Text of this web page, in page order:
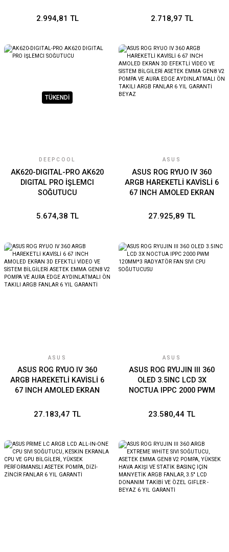
Soğutucu
2.994,81 TL 2.718,97 TL
TÜKENDİ
DEEPCOOL
AK620-DIGITAL-PRO AK620
DIGITAL PRO İŞLEMCI
SOĞUTUCU
5.674,38 TL
ASUS
ASUS ROG RYUO IV 360
ARGB HAREKETLİ KAVİSLİ 6
67 INCH AMOLED EKRAN
SİSTEM BİLGİLERİ ASETEK
ÖN TAKILI ARGB FANLAR 6
YIL GARANTİ BEYAZ
27.925,89 TL
ASUS
ASUS ROG RYUO IV 360
ARGB HAREKETLİ KAVİSLİ 6
67 INCH AMOLED EKRAN
SİSTEM BİLGİLERİ ASETEK
ÖN TAKILI ARGB FANLAR 6
YIL GARANTİ
27.183,47 TL
ASUS
ASUS ROG RYUJIN III 360
OLED 3.5INC LCD 3X
NOCTUA IPPC 2000 PWM
SIVI CPU SOĞUTUCUSU
23.580,44 TL